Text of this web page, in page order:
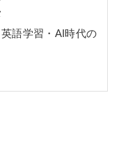
語学習・AI時代の